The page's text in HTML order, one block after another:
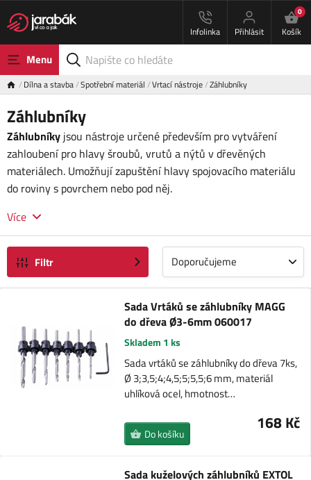
Infolinka Přihlásit
0
Košík
Menu
Dílna a stavba Spotřební materiál Vrtací nástroje Záhlubníky
Záhlubníky
Záhlubníky jsou nástroje určené především pro vytváření
zahloubení pro hlavy šroubů, vrutů a nýtů v dřevěných
materiálech. Umožňují zapuštění hlavy spojovacího materiálu
do roviny s povrchem nebo pod něj.
Více
Filtr Doporučujeme
Sada Vrtáků se záhlubníky MAGG
do dřeva Ø3-6mm 060017
Skladem 1 ks
Sada vrtáků se záhlubníky do dřeva 7ks,
Ø 3;3,5;4;4,5;5;5,5;6 mm, materiál
uhlíková ocel, hmotnost…
168 Kč
Do košíku
Sada kuželových záhlubníků EXTOL